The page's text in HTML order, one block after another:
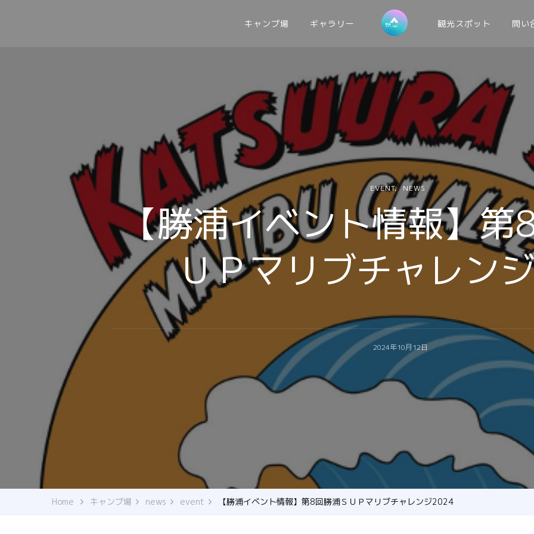
キャンプ場 ギャラリー 観光スポット 問い
EVENT NEWS
【勝浦イベント情報】第
ＵＰマリブチャレン
2024年10月12日
Home キャンプ場 news event 【勝浦イベント情報】第8回勝浦ＳＵＰマリブチャレンジ2024